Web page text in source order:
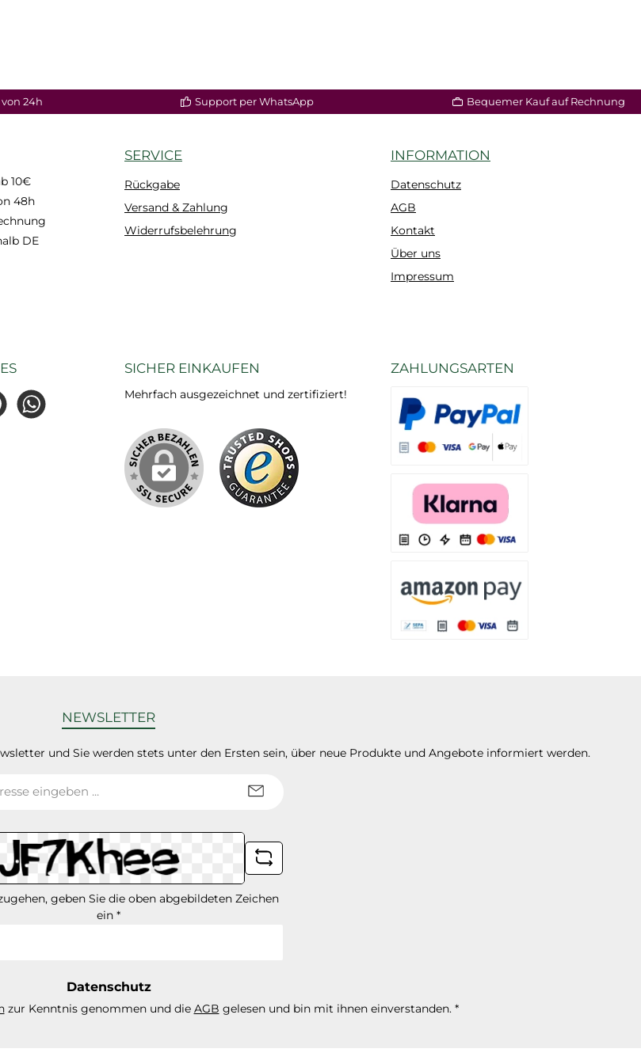
24h Support per WhatsApp Bequemer Kauf auf Rechnung
10€
48h
DE
SERVICE
Rückgabe
Versand & Zahlung
Widerrufsbelehrung
INFORMATION
Datenschutz
AGB
Kontakt
Über uns
Impressum
WhatsApp
SICHER EINKAUFEN
Mehrfach ausgezeichnet und zertifiziert!
ZAHLUNGSARTEN
NEWSLETTER
und Sie werden stets unter den Ersten sein, über neue Produkte und Angebote informiert werden.
geben Sie die oben abgebildeten Zeichen
ein *
Datenschutz
zur Kenntnis genommen und die AGB gelesen und bin mit ihnen einverstanden. *